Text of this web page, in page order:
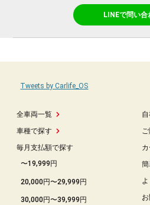
LINEで問い合
全車両一覧
車種で探す
毎月支払額で探す
〜19,999円
20,000円〜29,999円
30,000円〜39,999円
Tweets by Carlife_OS